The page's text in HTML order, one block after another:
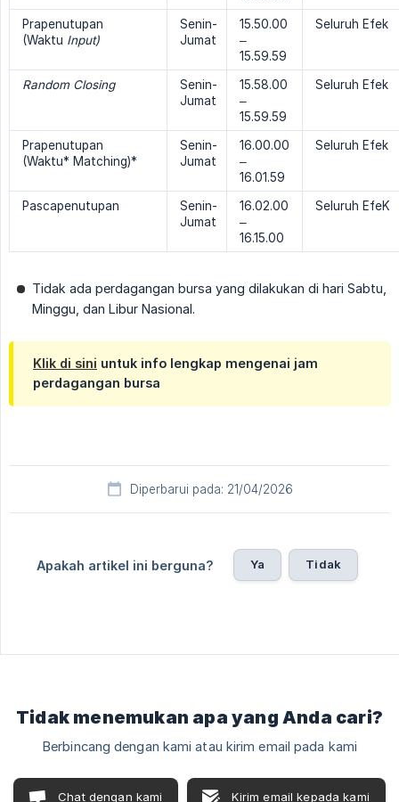
Prapenutupan
(Waktu Input)
Senin-
Jumat
15.50.00
–
15.59.59
Seluruh Efek
Random Closing
Senin-
Jumat
15.58.00
–
15.59.59
Seluruh Efek
Prapenutupan
(Waktu* Matching)*
Senin-
Jumat
16.00.00
–
16.01.59
Seluruh Efek
Pascapenutupan
Senin-
Jumat
16.02.00
–
16.15.00
Seluruh EfeK
Tidak ada perdagangan bursa yang dilakukan di hari Sabtu,
Minggu, dan Libur Nasional.
Klik di sini untuk info lengkap mengenai jam
perdagangan bursa
Diperbarui pada: 21/04/2026
Apakah artikel ini berguna? Ya Tidak
Tidak menemukan apa yang Anda cari?
Berbincang dengan kami atau kirim email pada kami
Chat dengan kami Kirim email kepada kami